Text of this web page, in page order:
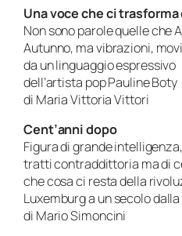
Una voce che ci
Non sono parole quelle che
Autunno, ma vibrazioni,
da un linguaggio
dell’artista pop Pauline Boty
di Maria Vittoria Vittori
Cent’anni dopo
Figura di grande
tratti contraddittoria ma di
che cosa ci resta della
Luxemburg a un secolo
di Mario Simoncini